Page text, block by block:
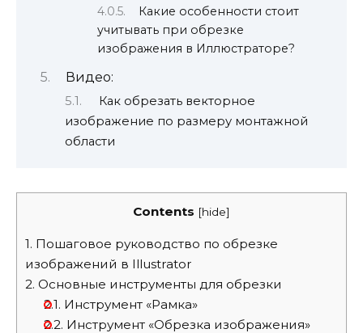
Какие особенности стоит
учитывать при обрезке
изображения в Иллюстраторе?
Видео:
Как обрезать векторное
изображение по размеру монтажной
области
Contents [hide]
1. Пошаговое руководство по обрезке
изображений в Illustrator
2. Основные инструменты для обрезки
2.1. Инструмент «Рамка»
2.2. Инструмент «Обрезка изображения»